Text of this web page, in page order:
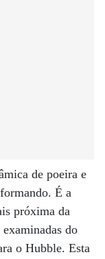
de poeira e
É a
próxima da
do
o Hubble. Esta